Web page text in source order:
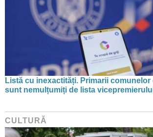
Listă cu inexactități. Primarii
sunt nemulțumiți de lista
CULTURĂ